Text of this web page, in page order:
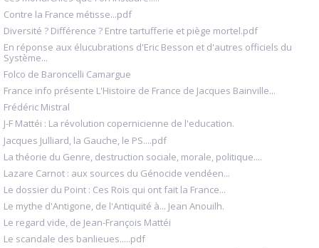
Contre la France métisse...pdf
Diversité ? Différence ? Entre tartufferie et piège mortel.pdf
En réponse aux élucubrations d'Eric Besson et d'autres officiels du
Système...
Folco de Baroncelli Camargue
France info présente L'Histoire de France de Jacques Bainville...
Frédéric Mistral
J-F Mattéi : La révolution copernicienne de l'education.
Jacques Julliard, la Gauche, le PS....pdf
La théorie du Genre, destruction sociale, morale, politique....
Lazare Carnot : aux sources du Génocide vendéen...
Le dossier du Point : Ces Rois qui ont fait la France...
Le mythe d'Antigone, de l'Antiquité à... Jean Anouilh.
Le regard vide, de Jean-François Mattéi
Le scandale des banlieues.....pdf